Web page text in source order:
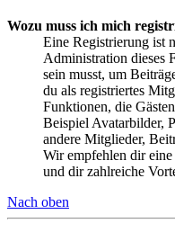
Wozu muss ich mich
Eine Registrierung ist
Administration dieses
sein musst, um
du als registriertes
Funktionen, die
Beispiel Avatarbilder,
andere Mitglieder,
Wir empfehlen dir
und dir zahlreiche
Nach oben